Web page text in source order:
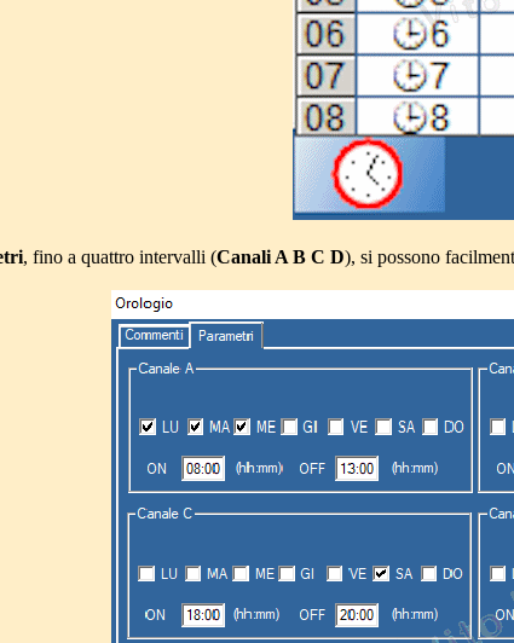
, fino a quattro intervalli (Canali A B C D), si possono